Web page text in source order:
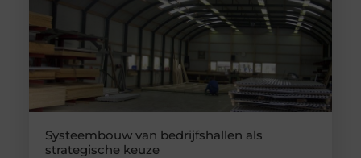
Systeembouw van bedrijfshallen als
strategische keuze